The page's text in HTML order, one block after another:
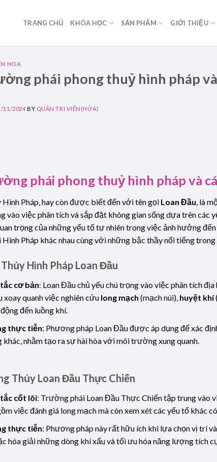
TRANG CHỦ KHÓA HỌC SẢN PHẨM GIỚI THIỆU
HOA
phái phong thuỷ hình pháp
11/2024 BY QUẢN TRỊ VIÊN(HỨA)
phái phong thuỷ hình pháp và
Hình Pháp, hay còn được biết đến với tên gọi Loan Đầu, là
vào việc phân tích và sắp đặt không gian sống dựa trên các
trọng của những yếu tố tự nhiên trong việc ảnh hưởng
Pháp khác nhau cùng với những bậc thầy nổi tiếng
Hình Pháp Loan Đầu
cơ bản: Loan Đầu chủ yếu chú trọng vào việc phân tích
xoay quanh việc nghiên cứu long mạch (mạch núi), huyệt khí
đến luồng khí.
thực tiễn: Phương pháp Loan Đầu được áp dụng để xác
khác, nhằm tạo ra sự hài hòa với môi trường xung quanh.
Thủy Loan Đầu Thực Chiến
cốt lõi: Trường phái Loan Đầu Thực Chiến tập trung vào
việc đánh giá long mạch mà còn xem xét các yếu tố khác
thực tiễn: Phương pháp này rất hữu ích khi lựa chọn vị trí
hóa giải những dòng khí xấu và tối ưu hóa năng lượng tích